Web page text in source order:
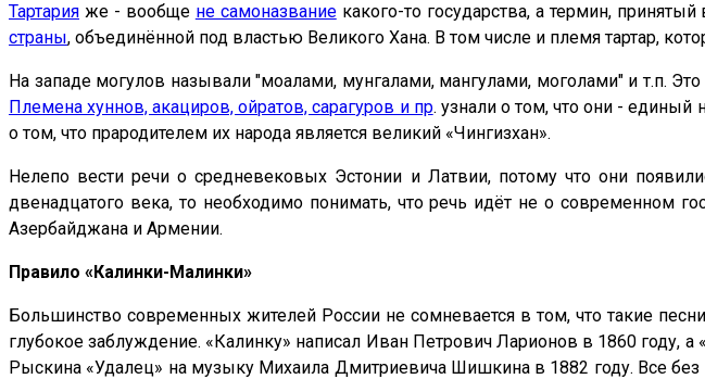
Тартария же - вообще не самоназваниекакого-то государства, а термин,
страны, объединённой под властью Великого Хана. В том числе и племя тартар,
На западе могулов называли "моалами, мунгалами, мангулами, моголами" и т.п.
Племена хуннов, акациров, ойратов, сарагуров и пр. узнали о том, что они -
о том, что прародителем их народа является великий «Чингизхан».
Нелепо вести речи о средневековых Эстонии и Латвии, потому что они
двенадцатого века, то необходимо понимать, что речь идёт не о современном
Азербайджана и Армении.
Правило «Калинки-Малинки»
Большинство современных жителей России не сомневается в том, что такие
глубокое заблуждение. «Калинку» написал Иван Петрович Ларионов в 1860 году,
Рыскина «Удалец» на музыку Михаила Дмитриевича Шишкина в 1882 году. Все